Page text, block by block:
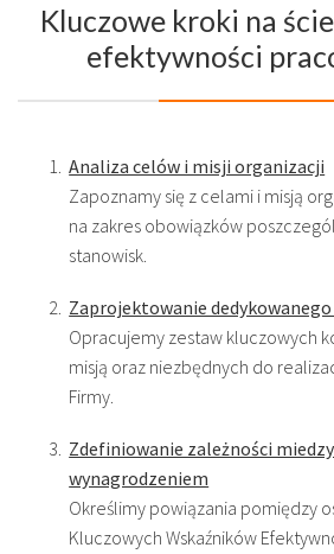
Kluczowe kroki na
efektywności
Analiza celów i misji organizacji
Zapoznamy się z celami i misją
na zakres obowiązków
stanowisk.
Zaprojektowanie
Opracujemy zestaw kluczowych
misją oraz niezbędnych do
Firmy.
Zdefiniowanie zależności
wynagrodzeniem
Określimy powiązania pomiędzy
Kluczowych Wskaźników